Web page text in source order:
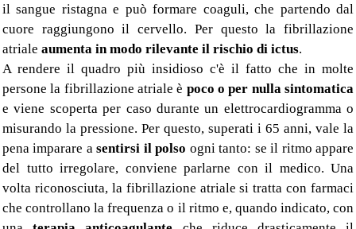
il sangue ristagna e può formare coaguli, che partendo dal
cuore raggiungono il cervello. Per questo la fibrillazione
atriale aumenta in modo rilevante il rischio di ictus.
A rendere il quadro più insidioso c'è il fatto che in molte
persone la fibrillazione atriale è poco o per nulla sintomatica
e viene scoperta per caso durante un elettrocardiogramma o
misurando la pressione. Per questo, superati i 65 anni, vale la
pena imparare asentirsi il polso ogni tanto: se il ritmo appare
del tutto irregolare, conviene parlarne con il medico. Una
volta riconosciuta, la fibrillazione atriale si tratta con farmaci
che controllano la frequenza o il ritmo e, quando indicato, con